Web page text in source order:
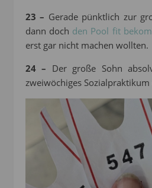
23 – Gerade pünktlich zur
dann doch den Pool fit
erst gar nicht machen wollten.
24 – Der große Sohn
zweiwöchiges Sozialpraktikum